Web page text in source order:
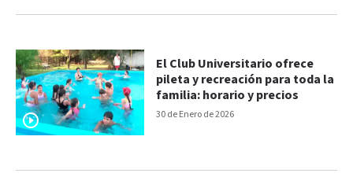
30 de Enero de 2026
El Club Universitario ofrece
pileta y recreación para toda la
familia: horario y precios